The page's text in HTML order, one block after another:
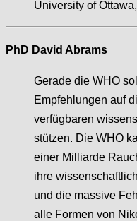
University of
PhD David Abrams
Gerade die WHO
Empfehlungen auf
verfügbaren
stützen. Die WHO
einer Milliarde
ihre
und die massive
alle Formen von